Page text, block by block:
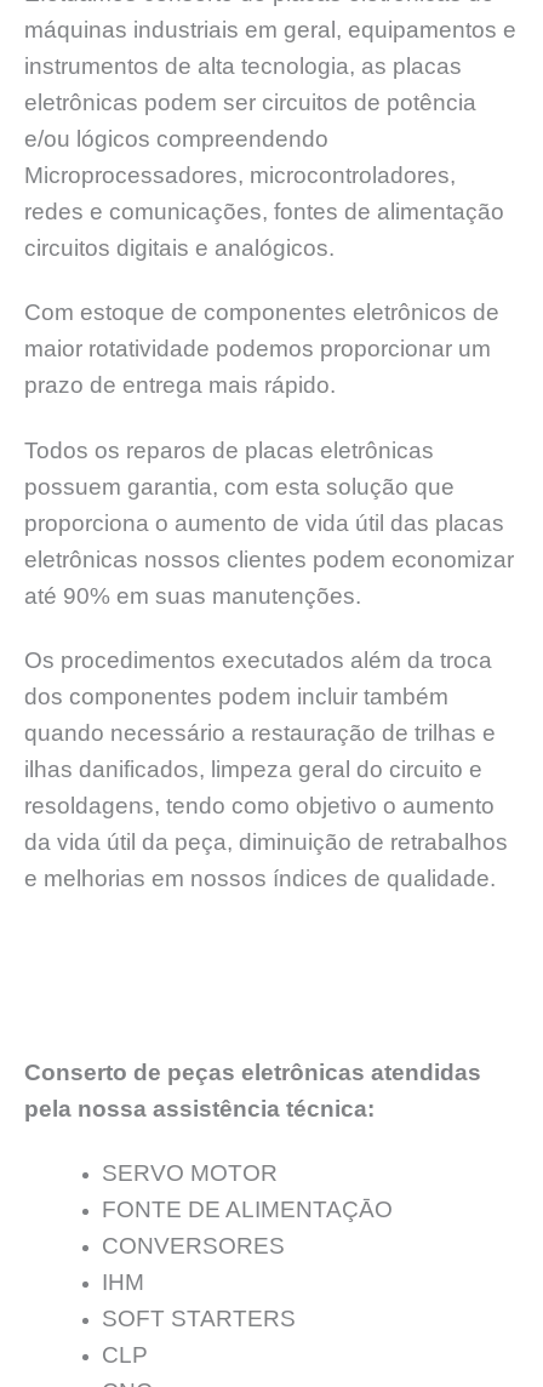
máquinas industriais em geral, equipamentos e
instrumentos de alta tecnologia, as placas
eletrônicas podem ser circuitos de potência
e/ou lógicos compreendendo
Microprocessadores, microcontroladores,
redes e comunicações, fontes de alimentação
circuitos digitais e analógicos.
Com estoque de componentes eletrônicos de
maior rotatividade podemos proporcionar um
prazo de entrega mais rápido.
Todos os reparos de placas eletrônicas
possuem garantia, com esta solução que
proporciona o aumento de vida útil das placas
eletrônicas nossos clientes podem economizar
até 90% em suas manutenções.
Os procedimentos executados além da troca
dos componentes podem incluir também
quando necessário a restauração de trilhas e
ilhas danificados, limpeza geral do circuito e
resoldagens, tendo como objetivo o aumento
da vida útil da peça, diminuição de retrabalhos
e melhorias em nossos índices de qualidade.
Conserto de peças eletrônicas atendidas
pela nossa assistência técnica:
SERVO MOTOR
FONTE DE ALIMENTAÇĀO
CONVERSORES
IHM
SOFT STARTERS
CLP